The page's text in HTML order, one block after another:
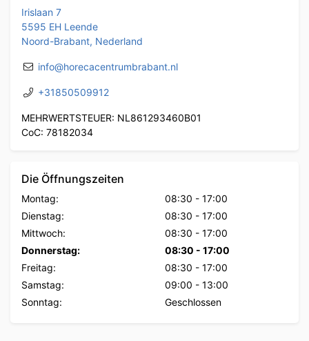
Irislaan 7
5595 EH Leende
Noord-Brabant, Nederland
info@horecacentrumbrabant.nl
+31850509912
MEHRWERTSTEUER: NL861293460B01
CoC: 78182034
Die Öffnungszeiten
Montag: 08:30 - 17:00
Dienstag:
08:30 - 17:00
Mittwoch:
08:30 - 17:00
Donnerstag:
08:30 - 17:00
Freitag:
08:30 - 17:00
Samstag:
09:00 - 13:00
Sonntag:
Geschlossen